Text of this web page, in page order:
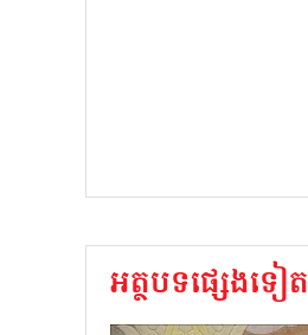
អត្ថបទផ្សេងទៀត